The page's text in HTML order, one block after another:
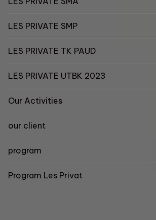
LES PRIVATE SMP
LES PRIVATE TK PAUD
LES PRIVATE UTBK 2023
Our Activities
our client
program
Program Les Privat